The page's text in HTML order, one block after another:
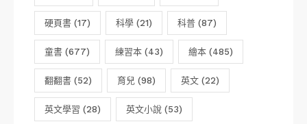
硬頁書 (17) 科學 (21) 科普 (87)
童書 (677) 練習本 (43) 繪本 (485)
翻翻書 (52) 育兒 (98) 英文 (22)
英文學習 (28) 英文小說 (53)